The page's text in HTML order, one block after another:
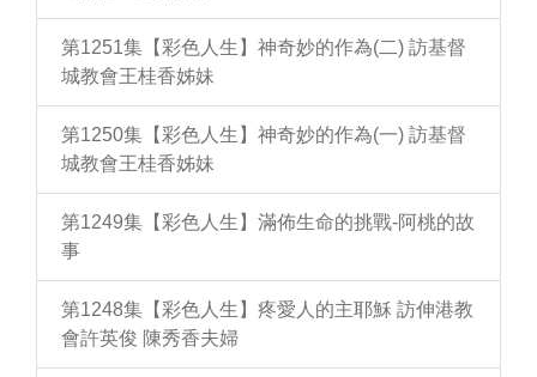
第1251集【彩色人生】神奇妙的作為(二) 訪基督
城教會王桂香姊妹
第1250集【彩色人生】神奇妙的作為(一) 訪基督
城教會王桂香姊妹
第1249集【彩色人生】滿佈生命的挑戰-阿桃的故
事
第1248集【彩色人生】疼愛人的主耶穌 訪伸港教
會許英俊 陳秀香夫婦